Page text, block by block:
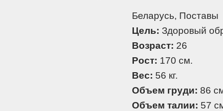
Беларусь, Поставы
Цель: Здоровый
Возраст: 26
Рост: 170 см.
Вес: 56 кг.
Объем груди: 86
Объем талии: 57